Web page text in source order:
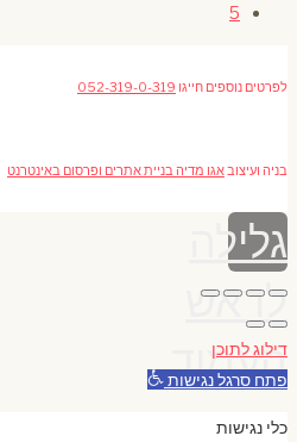
5
לפרטים נוספים חייגו 052-319-0-319
בניה ועיצובאגו מדיה בניית אתרים ופרסום באינטרנט
גלילה
לראש
העמוד
דילוג לתוכן
פתח סרגל נגישות
כלי נגישות